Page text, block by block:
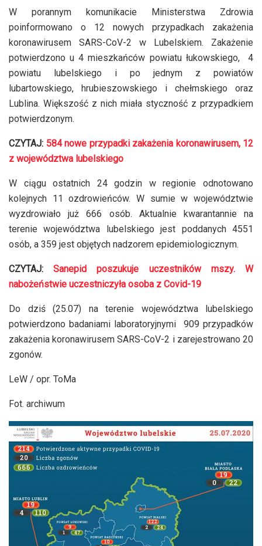
W porannym komunikacie Ministerstwa Zdrowia
poinformowano o 12 nowych przypadkach zakażenia
koronawirusem SARS-CoV-2 w Lubelskiem. Zakażenie
potwierdzono u 4 mieszkańców powiatu łukowskiego, 4
powiatu lubelskiego i po jednym z powiatów
lubartowskiego, hrubieszowskiego i chełmskiego oraz
Lublina. Większość z nich miała styczność z przypadkiem
potwierdzonym.
CZYTAJ: 584 nowe przypadki zakażenia koronawirusem, 12
z województwa lubelskiego
W ciągu ostatnich 24 godzin w regionie odnotowano
kolejnych 11 ozdrowieńców. W sumie w województwie
wyzdrowiało już 666 osób. Aktualnie kwarantannie na
terenie województwa lubelskiego jest poddanych 4551
osób, a 359 jest objętych nadzorem epidemiologicznym.
CZYTAJ:Sanepid poszukuje uczestników mszy. W
nabożeństwie uczestniczyła osoba z Covid-19
Do dziś (25.07) na terenie województwa lubelskiego
potwierdzono badaniami laboratoryjnymi 909 przypadków
zakażenia koronawirusem SARS-CoV-2 i zarejestrowano 20
zgonów.
LeW / opr. ToMa
Fot. archiwum